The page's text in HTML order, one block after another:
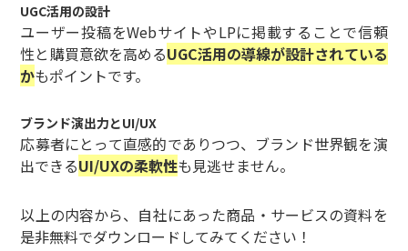
UGC活用の設計
ユーザー投稿をWebサイトやLPに掲載することで信頼
性と購買意欲を高めるUGC活用の導線が設計されている
かもポイントです。
ブランド演出力とUI/UX
応募者にとって直感的でありつつ、ブランド世界観を演
出できるUI/UXの柔軟性も見逃せません。
以上の内容から、自社にあった商品・サービスの資料を
是非無料でダウンロードしてみてください！